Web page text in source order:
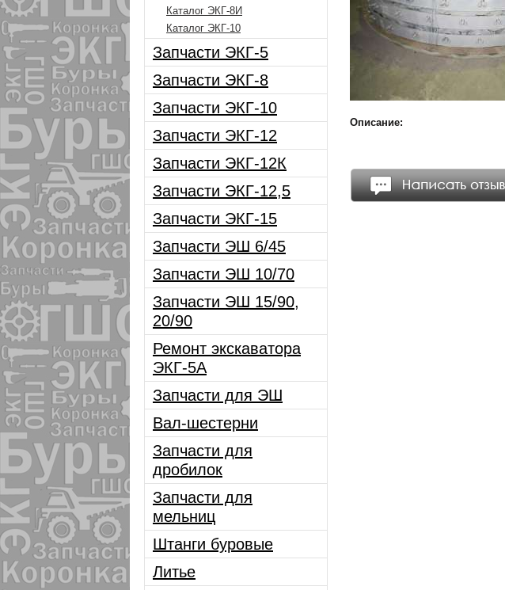
Каталог ЭКГ-8И
Каталог ЭКГ-10
Запчасти ЭКГ-5
Запчасти ЭКГ-8
Запчасти ЭКГ-10
Запчасти ЭКГ-12
Запчасти ЭКГ-12К
Запчасти ЭКГ-12,5
Запчасти ЭКГ-15
Запчасти ЭШ 6/45
Запчасти ЭШ 10/70
Запчасти ЭШ 15/90,
20/90
Ремонт экскаватора
ЭКГ-5А
Запчасти для ЭШ
Вал-шестерни
Запчасти для
дробилок
Запчасти для
мельниц
Штанги буровые
Литье
Описание: